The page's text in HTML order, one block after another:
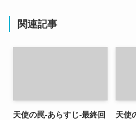
関連記事
天使の罠-あらすじ-最終回
天使